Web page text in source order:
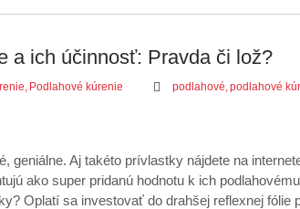
a ich účinnosť: Pravda či lož?
Podlahové kúrenie podlahové podlahové
geniálne. Aj takéto prívlastky nájdete na
ako super pridanú hodnotu k ich
Oplatí sa investovať do drahšej reflexnej fólie